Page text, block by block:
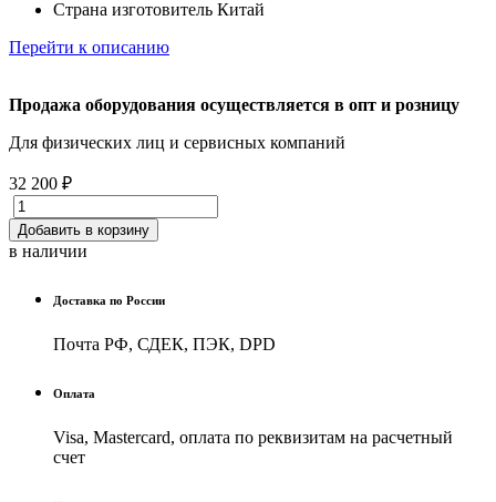
Страна изготовитель Китай
Перейти к описанию
Продажа оборудования осуществляется в опт и розницу
Для физических лиц и cервисных компаний
32 200 ₽
Добавить в корзину
в наличии
Доставка по России
Почта РФ, СДЕК, ПЭК, DPD
Оплата
Visa, Mastercard, оплата по реквизитам на расчетный
счет